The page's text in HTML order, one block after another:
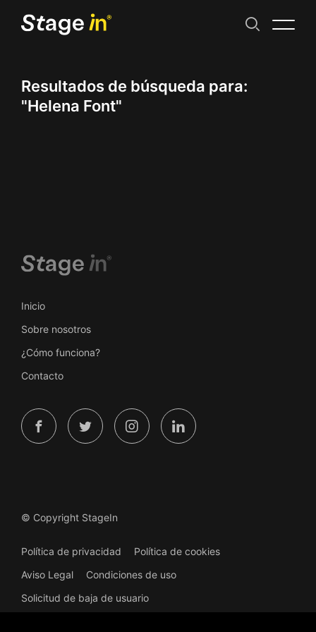
Resultados de búsqueda para:
"Helena Font"
Inicio
Sobre nosotros
¿Cómo funciona?
Contacto
© Copyright StageIn
Política de privacidad
Política de cookies
Aviso Legal
Condiciones de uso
Solicitud de baja de usuario